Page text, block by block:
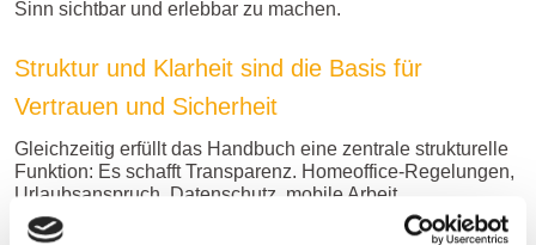
Sinn sichtbar und erlebbar zu machen.
Struktur und Klarheit sind die Basis für
Vertrauen und Sicherheit
Gleichzeitig erfüllt das Handbuch eine zentrale strukturelle
Funktion: Es schafft Transparenz. Homeoffice-Regelungen,
Urlaubsanspruch, Datenschutz, mobile Arbeit,
Weiterbildungen – all das gehört hinein. Die klare
Kommunikation dieser Rahmenbedingungen beugt